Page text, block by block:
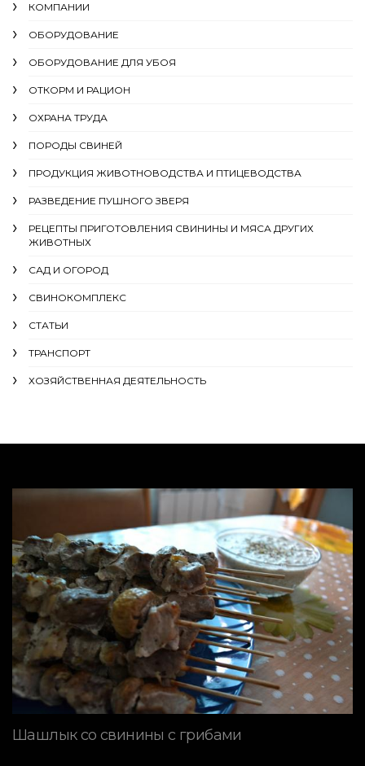
КОМПАНИИ
ОБОРУДОВАНИЕ
ОБОРУДОВАНИЕ ДЛЯ УБОЯ
ОТКОРМ И РАЦИОН
ОХРАНА ТРУДА
ПОРОДЫ СВИНЕЙ
ПРОДУКЦИЯ ЖИВОТНОВОДСТВА И ПТИЦЕВОДСТВА
РАЗВЕДЕНИЕ ПУШНОГО ЗВЕРЯ
РЕЦЕПТЫ ПРИГОТОВЛЕНИЯ СВИНИНЫ И МЯСА ДРУГИХ
ЖИВОТНЫХ
САД И ОГОРОД
СВИНОКОМПЛЕКС
СТАТЬИ
ТРАНСПОРТ
ХОЗЯЙСТВЕННАЯ ДЕЯТЕЛЬНОСТЬ
Шашлык со свинины с грибами